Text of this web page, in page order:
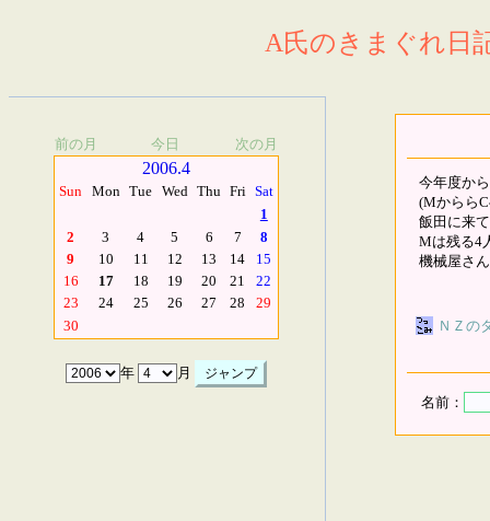
A氏のきまぐれ日
前の月 今日 次の月
2006.4
Sun Mon Tue Wed Thu Fri Sat
1
2
3 4 5 6 7
8
9
10 11 12 13 14
15
16
17 18 19 20 21
22
23
24 25 26 27 28
29
30
年 月
今年度か
(Mからら
飯田に来
Mは残る4
機械屋さ
ＮＺの
名前：